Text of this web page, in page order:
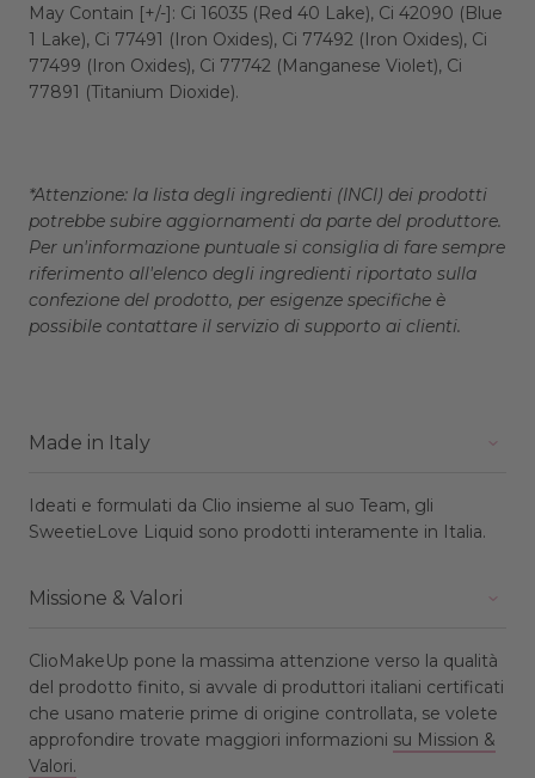
May Contain [+/-]: Ci 16035 (Red 40 Lake), Ci 42090 (Blue
1 Lake), Ci 77491 (Iron Oxides), Ci 77492 (Iron Oxides), Ci
77499 (Iron Oxides), Ci 77742 (Manganese Violet), Ci
77891 (Titanium Dioxide).
*Attenzione: la lista degli ingredienti (INCI) dei prodotti
potrebbe subire aggiornamenti da parte del produttore.
Per un'informazione puntuale si consiglia di fare sempre
riferimento all'elenco degli ingredienti riportato sulla
confezione del prodotto, per esigenze specifiche è
possibile contattare il servizio di supporto ai clienti.
Made in Italy
Ideati e formulati da Clio insieme al suo Team, gli
SweetieLove Liquid sono prodotti interamente in Italia.
Missione & Valori
ClioMakeUp pone la massima attenzione verso la qualità
del prodotto finito, si avvale di produttori italiani certificati
che usano materie prime di origine controllata, se volete
approfondire trovate maggiori informazioni su Mission &
Valori.